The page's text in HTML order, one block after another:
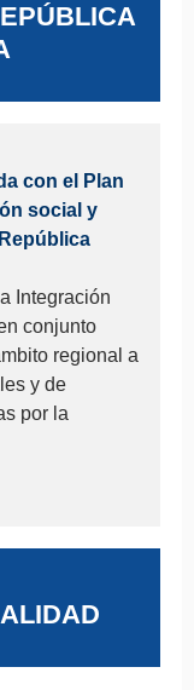
con el Plan
social y
Integración
conjunto
regional a
y de
por la